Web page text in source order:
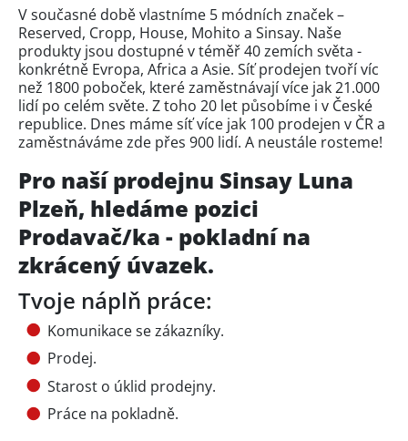
V současné době vlastníme 5 módních značek –
Reserved, Cropp, House, Mohito a Sinsay. Naše
produkty jsou dostupné v téměř 40 zemích světa -
konkrétně Evropa, Africa a Asie. Síť prodejen tvoří víc
než 1800 poboček, které zaměstnávají více jak 21.000
lidí po celém světe. Z toho 20 let působíme i v České
republice. Dnes máme síť více jak 100 prodejen v ČR a
zaměstnáváme zde přes 900 lidí. A neustále rosteme!
Pro naší prodejnu Sinsay Luna
Plzeň, hledáme pozici
Prodavač/ka - pokladní na
zkrácený úvazek.
Tvoje náplň práce:
Komunikace se zákazníky.
Prodej.
Starost o úklid prodejny.
Práce na pokladně.